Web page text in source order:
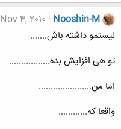
Nooshin-M
Nov 4, 2010
لیستمو داشته باش.......
تو هی افزایش بده.................
اما من......................
واقعا که............